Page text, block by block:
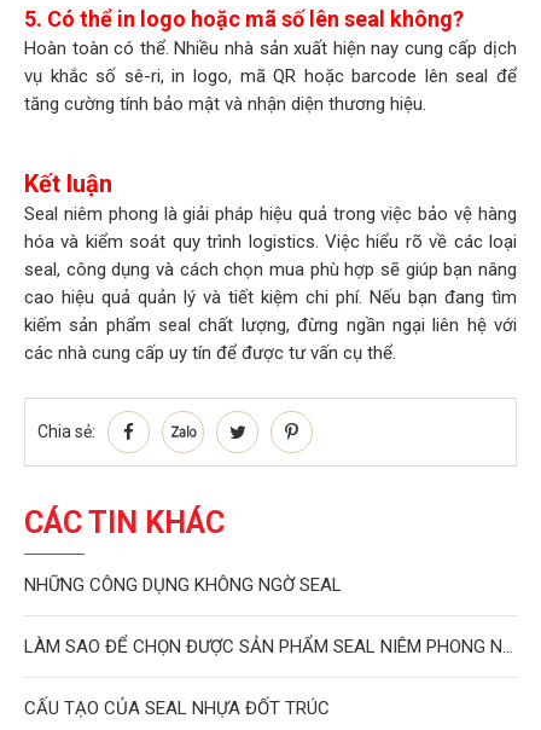
5. Có thể in logo hoặc mã số lên seal không?
Hoàn toàn có thể. Nhiều nhà sản xuất hiện nay cung cấp dịch
vụ khắc số sê-ri, in logo, mã QR hoặc barcode lên seal để
tăng cường tính bảo mật và nhận diện thương hiệu.
Kết luận
Seal niêm phong là giải pháp hiệu quả trong việc bảo vệ hàng
hóa và kiểm soát quy trình logistics. Việc hiểu rõ về các loại
seal, công dụng và cách chọn mua phù hợp sẽ giúp bạn nâng
cao hiệu quả quản lý và tiết kiệm chi phí. Nếu bạn đang tìm
kiếm sản phẩm seal chất lượng, đừng ngần ngại liên hệ với
các nhà cung cấp uy tín để được tư vấn cụ thể.
Chia sẻ:
CÁC TIN KHÁC
NHỮNG CÔNG DỤNG KHÔNG NGỜ SEAL
LÀM SAO ĐỂ CHỌN ĐƯỢC SẢN PHẨM SEAL NIÊM PHONG NHƯ Ý?
CẤU TẠO CỦA SEAL NHỰA ĐỐT TRÚC